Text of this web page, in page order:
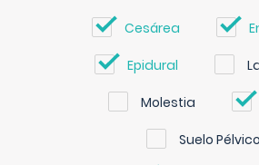
Cesárea
Epidural
Molestia
Suelo Pélvico